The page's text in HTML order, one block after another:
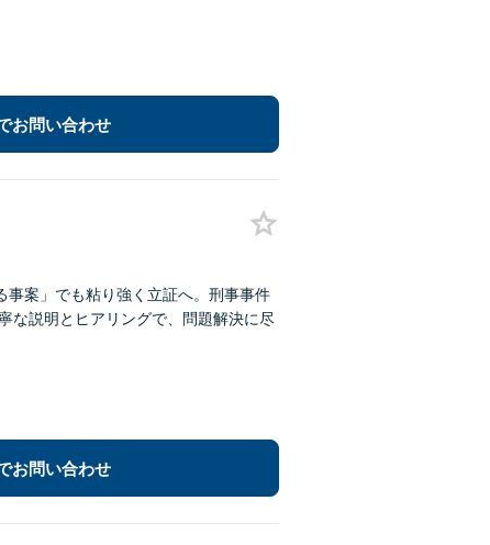
お問い合わせ
事案」でも粘り強く立証へ。刑事事件
な説明とヒアリングで、問題解決に尽
お問い合わせ